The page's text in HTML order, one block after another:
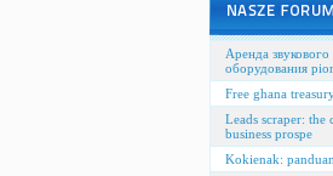
Аренда
оборудования
Free ghana
Leads scraper:
business prospe
Kokienak: